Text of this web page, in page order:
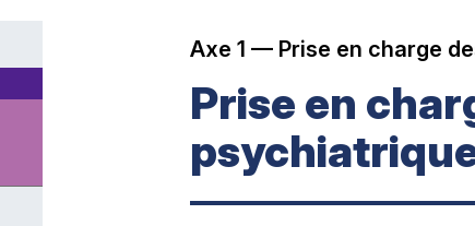
Axe 1 — Prise en charge
Prise en